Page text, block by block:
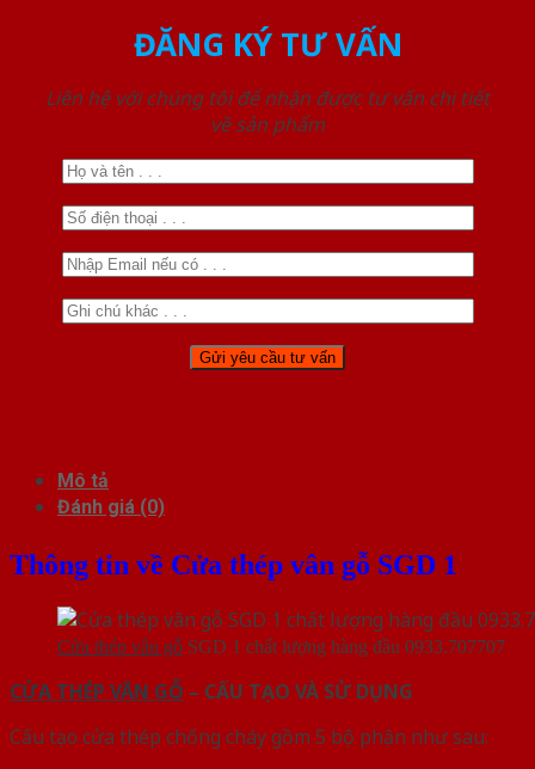
ĐĂNG KÝ TƯ VẤN
Liên hệ với chúng tôi để nhận được tư vấn chi tiết
về sản phẩm
Mô tả
Đánh giá (0)
Thông tin về Cửa thép vân gỗ SGD 1
Cửa thép vân gỗ SGD 1 chất lượng hàng đầu 0933.707707
CỬA THÉP VÂN GỖ – CẤU TẠO VÀ SỬ DỤNG
Cấu tạo cửa thép chống cháy gồm 5 bộ phận như sau: